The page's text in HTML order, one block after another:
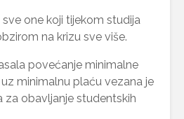
one koji tijekom studija
na krizu sve više.
povećanje minimalne
minimalnu plaću vezana je
za obavljanje studentskih